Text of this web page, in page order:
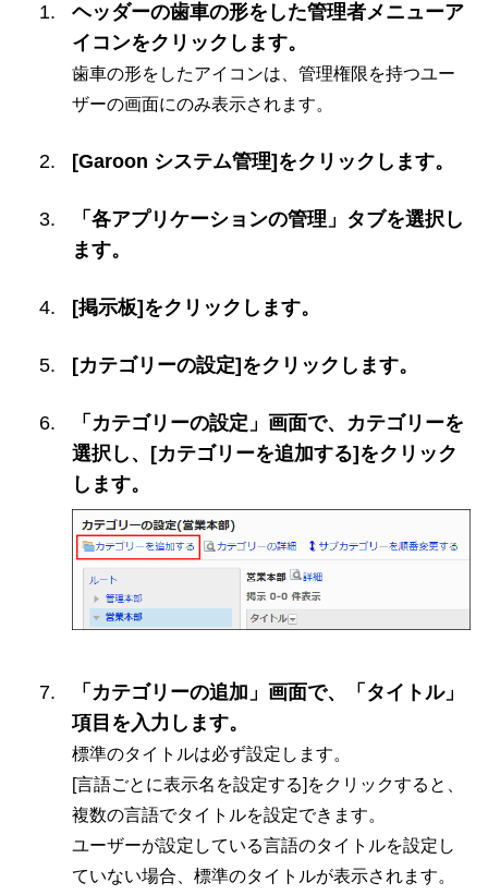
ヘッダーの歯車の形をした管理者メニューア
イコンをクリックします。
歯車の形をしたアイコンは、管理権限を持つユー
ザーの画面にのみ表示されます。
[Garoon システム管理]をクリックします。
「各アプリケーションの管理」タブを選択し
ます。
[掲示板]をクリックします。
[カテゴリーの設定]をクリックします。
「カテゴリーの設定」画面で、カテゴリーを
選択し、[カテゴリーを追加する]をクリック
します。
「カテゴリーの追加」画面で、「タイトル」
項目を入力します。
標準のタイトルは必ず設定します。
[言語ごとに表示名を設定する]をクリックすると、
複数の言語でタイトルを設定できます。
ユーザーが設定している言語のタイトルを設定し
ていない場合、標準のタイトルが表示されます。